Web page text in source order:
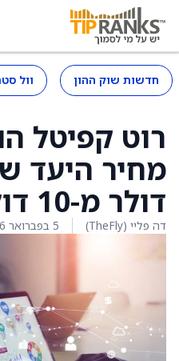
חדשות שוק ההון וול
רוט קפיטל
דולר מ-10 דולר
דה פליי (TheFly) 5 בפברואר 2026